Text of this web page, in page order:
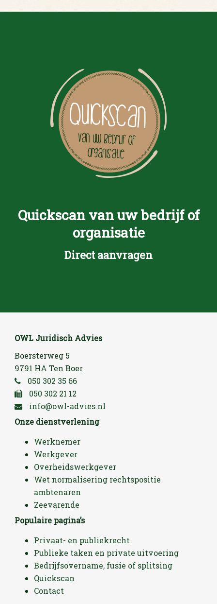
Quickscan van uw bedrijf of
organisatie
Direct aanvragen
OWL Juridisch Advies
Boersterweg 5
9791 HA Ten Boer
050 302 35 66
050 302 21 12
info@owl-advies.nl
Onze dienstverlening
Werknemer
Werkgever
Overheidswerkgever
Wet normalisering rechtspositie
ambtenaren
Zeevarende
Populaire pagina’s
Privaat- en publiekrecht
Publieke taken en private uitvoering
Bedrijfsovername, fusie of splitsing
Quickscan
Contact